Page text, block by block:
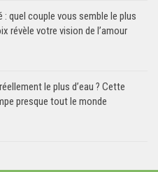
: quel couple vous semble le plus
révèle votre vision de l’amour
le plus d’eau ? Cette
presque tout le monde